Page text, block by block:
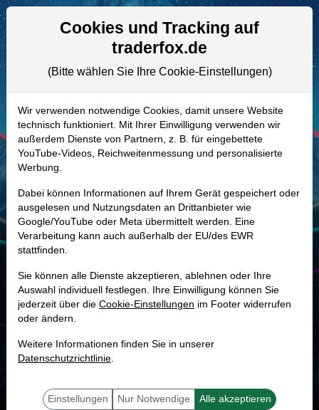
Aktien- und Artikelsuche
902213 | GERN–Geron Aktie
Realtime-Aktienkurs:
-
-
Marktkapitalisierung 943,02 Mio. USD
Unternehmenswert 764,32 Mio. USD
MONKEY-TRADER INDIKATOR
59.1 %
Mit 59.1 % Wahrscheinlichkeit wird selbst der unglücklichst agierende Trader
Cookies und Tracking auf
traderfox.de
(Bitte wählen Sie Ihre Cookie-Einstellungen)
Wir verwenden notwendige Cookies, damit unsere Website
technisch funktioniert. Mit Ihrer Einwilligung verwenden wir
außerdem Dienste von Partnern, z. B. für eingebettete
YouTube-Videos, Reichweitenmessung und personalisierte
Werbung.
Dabei können Informationen auf Ihrem Gerät gespeichert oder
ausgelesen und Nutzungsdaten an Drittanbieter wie
Google/YouTube oder Meta übermittelt werden. Eine
Verarbeitung kann auch außerhalb der EU/des EWR
stattfinden.
Sie können alle Dienste akzeptieren, ablehnen oder Ihre
Auswahl individuell festlegen. Ihre Einwilligung können Sie
jederzeit über die Cookie-Einstellungen im Footer widerrufen
oder ändern.
Weitere Informationen finden Sie in unserer
Datenschutzrichtlinie.
Einstellungen Nur Notwendige Alle akzeptieren